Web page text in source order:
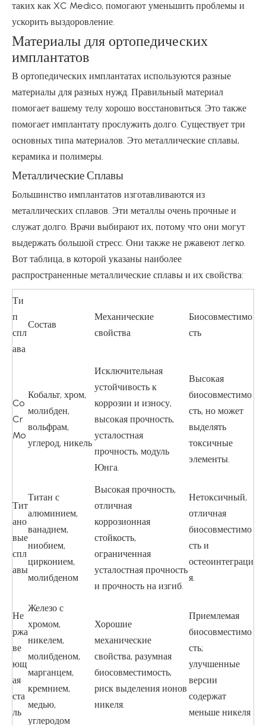
таких как XC Medico, помогают уменьшить проблемы и
ускорить выздоровление.
Материалы для ортопедических
имплантатов
В ортопедических имплантатах используются разные
материалы для разных нужд. Правильный материал
помогает вашему телу хорошо восстановиться. Это также
помогает имплантату прослужить долго. Существует три
основных типа материалов. Это металлические сплавы,
керамика и полимеры.
Металлические Сплавы
Большинство имплантатов изготавливаются из
металлических сплавов. Эти металлы очень прочные и
служат долго. Врачи выбирают их, потому что они могут
выдержать большой стресс. Они также не ржавеют легко.
Вот таблица, в которой указаны наиболее
распространенные металлические сплавы и их свойства:
Ти
п
спл
ава
Состав
Механические
свойства
Биосовместимо
сть
Co
Cr
Mo
Кобальт, хром,
молибден,
вольфрам,
углерод, никель
Исключительная
устойчивость к
коррозии и износу,
высокая прочность,
усталостная
прочность, модуль
Юнга.
Высокая
биосовместимо
сть, но может
выделять
токсичные
элементы.
Тит
ано
вые
спл
авы
Титан с
алюминием,
ванадием,
ниобием,
цирконием,
молибденом
Высокая прочность,
отличная
коррозионная
стойкость,
ограниченная
усталостная прочность
и прочность на изгиб.
Нетоксичный,
отличная
биосовместимо
сть и
остеоинтеграци
я.
Не
ржа
ве
ющ
ая
ста
ль
Железо с
хромом,
никелем,
молибденом,
марганцем,
кремнием,
медью,
углеродом
Хорошие
механические
свойства, разумная
биосовместимость,
риск выделения ионов
никеля.
Приемлемая
биосовместимо
сть;
улучшенные
версии
содержат
меньше никеля